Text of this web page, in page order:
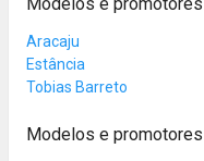
Aracaju
Estância
Tobias Barreto
Modelos e